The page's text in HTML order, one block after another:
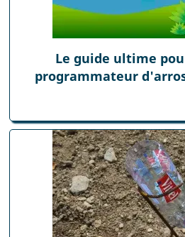
Le guide ultime
programmateur